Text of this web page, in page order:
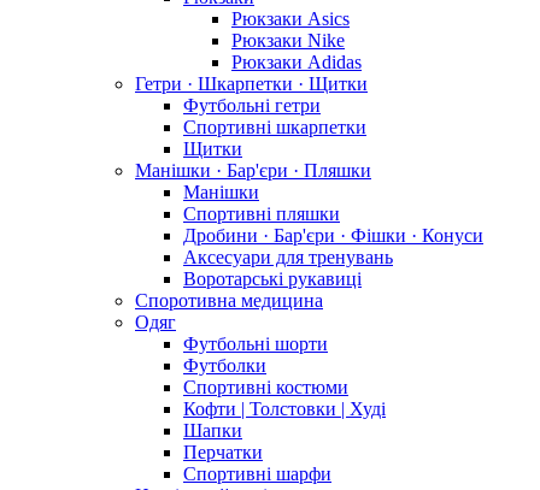
Рюкзаки Asics
Рюкзаки Nike
Рюкзаки Adidas
Гетри · Шкарпетки · Щитки
Футбольні гетри
Спортивні шкарпетки
Щитки
Манішки · Бар'єри · Пляшки
Манішки
Спортивні пляшки
Дробини · Бар'єри · Фішки · Конуси
Аксесуари для тренувань
Воротарські рукавиці
Споротивна медицина
Одяг
Футбольні шорти
Футболки
Спортивні костюми
Кофти | Толстовки | Худі
Шапки
Перчатки
Спортивні шарфи